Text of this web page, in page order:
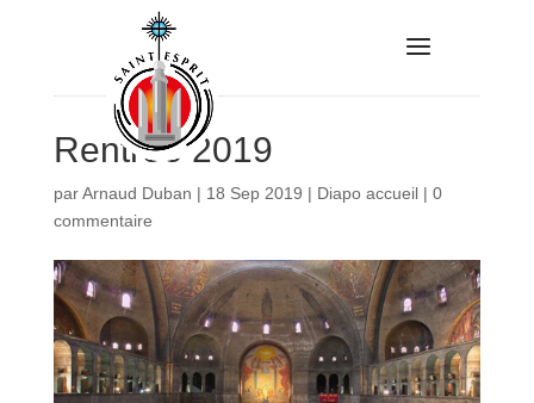
Rentrée 2019
parArnaud Duban | 18 Sep 2019 | Diapo accueil| 0
commentaire